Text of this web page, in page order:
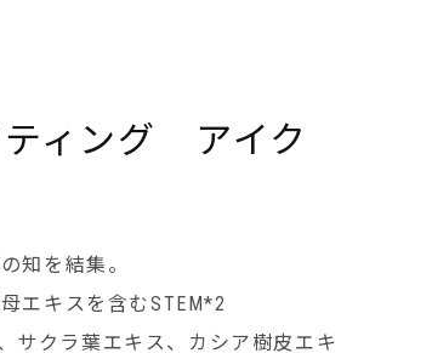
ィング アイク
知を結集。
エキスを含むSTEM*2
サクラ葉エキス、カシア樹皮エキ